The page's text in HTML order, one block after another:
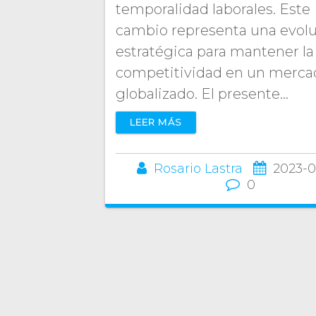
temporalidad laborales. Este
cambio representa una
estratégica para mantener la
competitividad en un
globalizado. El presente…
LEER MÁS
Rosario Lastra
2023-
0